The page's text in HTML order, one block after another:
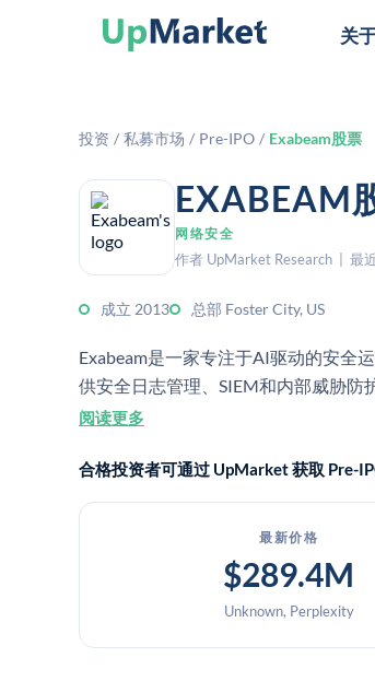
关
投资 / 私募市场 / Pre-IPO / Exabeam股票
EXABEAM
网络安全
作者 UpMarket Research | 最
成立 2013 总部 Foster City, US
Exabeam是一家专注于AI驱动的安全
供安全日志管理、SIEM和内部威胁防
阅读更多
合格投资者可通过 UpMarket 获取 Pre-
最新价格
$289.4M
Unknown, Perplexity